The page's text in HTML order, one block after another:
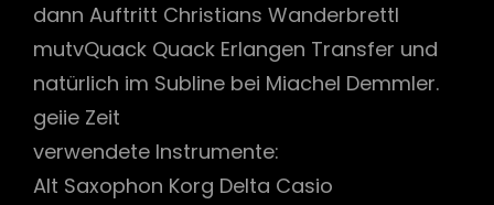
dann Auftritt Christians Wanderbrettl
mutvQuack Quack Erlangen Transfer und
natürlich im Subline bei Miachel Demmler.
geiie Zeit
verwendete Instrumente:
Alt Saxophon Korg Delta Casio